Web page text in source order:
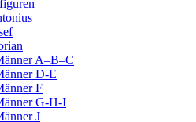
A–B–C
D-E
F
G-H-I
J